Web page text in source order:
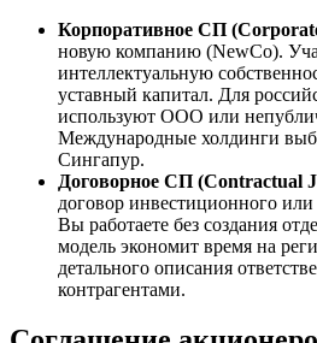
Корпоративное СП
новую компанию (NewCo).
интеллектуальную
уставный капитал. Для
используют ООО или
Международные холдинги
Сингапур.
Договорное СП (Contractual
договор инвестиционного
Вы работаете без создания
модель экономит время на
детального описания
контрагентами.